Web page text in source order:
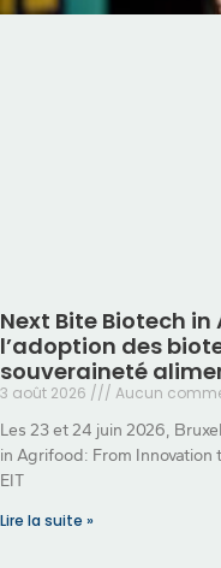
Next Bite Biotech
l’adoption des
souveraineté
3 août 2026
Aucun
Les 23 et 24 juin 2026,
in Agrifood: From
EIT
Lire la suite »